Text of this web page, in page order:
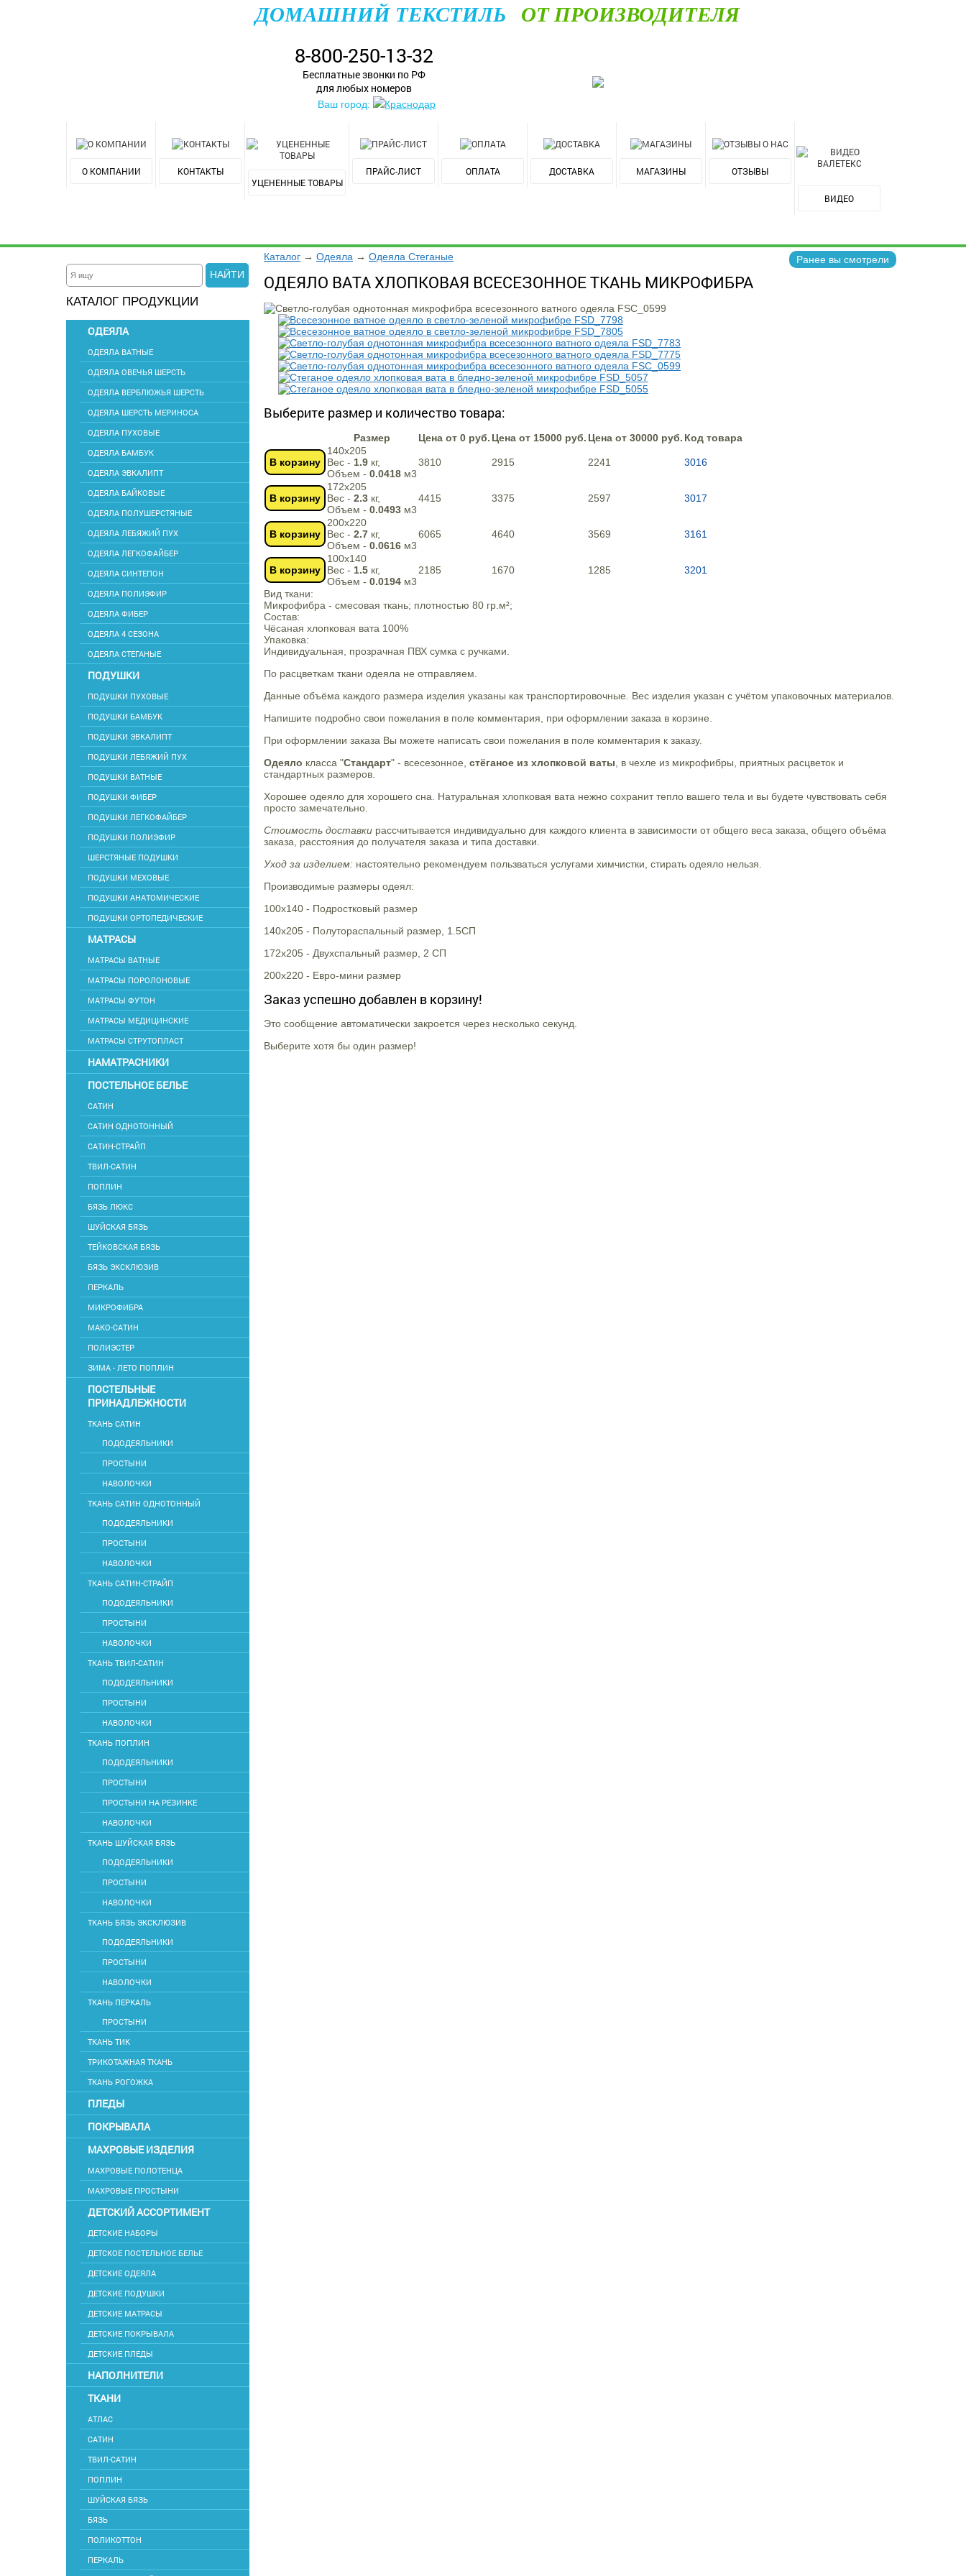
ДОМАШНИЙ ТЕКСТИЛЬ ОТ ПРОИЗВОДИТЕЛЯ
8-800-250-13-32
Бесплатные звонки по РФ
для любых номеров
Ваш город: Краснодар
О КОМПАНИИ
КОНТАКТЫ
УЦЕНЕННЫЕ ТОВАРЫ
ПРАЙС-ЛИСТ ОПЛАТА ДОСТАВКА МАГАЗИНЫ ОТЗЫВЫ
ВИДЕО
НАЙТИ
КАТАЛОГ ПРОДУКЦИИ
ОДЕЯЛА
ОДЕЯЛА ВАТНЫЕ
ОДЕЯЛА ОВЕЧЬЯ ШЕРСТЬ
ОДЕЯЛА ВЕРБЛЮЖЬЯ ШЕРСТЬ
ОДЕЯЛА ШЕРСТЬ МЕРИНОСА
ОДЕЯЛА ПУХОВЫЕ
ОДЕЯЛА БАМБУК
ОДЕЯЛА ЭВКАЛИПТ
ОДЕЯЛА БАЙКОВЫЕ
ОДЕЯЛА ПОЛУШЕРСТЯНЫЕ
ОДЕЯЛА ЛЕБЯЖИЙ ПУХ
ОДЕЯЛА ЛЕГКОФАЙБЕР
ОДЕЯЛА СИНТЕПОН
ОДЕЯЛА ПОЛИЭФИР
ОДЕЯЛА ФИБЕР
ОДЕЯЛА 4 СЕЗОНА
ОДЕЯЛА СТЕГАНЫЕ
ПОДУШКИ
ПОДУШКИ ПУХОВЫЕ
ПОДУШКИ БАМБУК
ПОДУШКИ ЭВКАЛИПТ
ПОДУШКИ ЛЕБЯЖИЙ ПУХ
ПОДУШКИ ВАТНЫЕ
ПОДУШКИ ФИБЕР
ПОДУШКИ ЛЕГКОФАЙБЕР
ПОДУШКИ ПОЛИЭФИР
ШЕРСТЯНЫЕ ПОДУШКИ
ПОДУШКИ МЕХОВЫЕ
ПОДУШКИ АНАТОМИЧЕСКИЕ
ПОДУШКИ ОРТОПЕДИЧЕСКИЕ
МАТРАСЫ
МАТРАСЫ ВАТНЫЕ
МАТРАСЫ ПОРОЛОНОВЫЕ
МАТРАСЫ ФУТОН
МАТРАСЫ МЕДИЦИНСКИЕ
МАТРАСЫ СТРУТОПЛАСТ
НАМАТРАСНИКИ
ПОСТЕЛЬНОЕ БЕЛЬЕ
САТИН
САТИН ОДНОТОННЫЙ
САТИН-СТРАЙП
ТВИЛ-САТИН
ПОПЛИН
БЯЗЬ ЛЮКС
ШУЙСКАЯ БЯЗЬ
ТЕЙКОВСКАЯ БЯЗЬ
БЯЗЬ ЭКСКЛЮЗИВ
ПЕРКАЛЬ
МИКРОФИБРА
МАКО-САТИН
ПОЛИЭСТЕР
ЗИМА - ЛЕТО ПОПЛИН
ПОСТЕЛЬНЫЕ
ПРИНАДЛЕЖНОСТИ
ТКАНЬ САТИН
ПОДОДЕЯЛЬНИКИ
ПРОСТЫНИ
НАВОЛОЧКИ
ТКАНЬ САТИН ОДНОТОННЫЙ
ПОДОДЕЯЛЬНИКИ
ПРОСТЫНИ
НАВОЛОЧКИ
ТКАНЬ САТИН-СТРАЙП
ПОДОДЕЯЛЬНИКИ
ПРОСТЫНИ
НАВОЛОЧКИ
ТКАНЬ ТВИЛ-САТИН
ПОДОДЕЯЛЬНИКИ
ПРОСТЫНИ
НАВОЛОЧКИ
ТКАНЬ ПОПЛИН
ПОДОДЕЯЛЬНИКИ
ПРОСТЫНИ
ПРОСТЫНИ НА РЕЗИНКЕ
НАВОЛОЧКИ
ТКАНЬ ШУЙСКАЯ БЯЗЬ
ПОДОДЕЯЛЬНИКИ
ПРОСТЫНИ
НАВОЛОЧКИ
ТКАНЬ БЯЗЬ ЭКСКЛЮЗИВ
ПОДОДЕЯЛЬНИКИ
ПРОСТЫНИ
НАВОЛОЧКИ
ТКАНЬ ПЕРКАЛЬ
ПРОСТЫНИ
ТКАНЬ ТИК
ТРИКОТАЖНАЯ ТКАНЬ
ТКАНЬ РОГОЖКА
ПЛЕДЫ
ПОКРЫВАЛА
МАХРОВЫЕ ИЗДЕЛИЯ
МАХРОВЫЕ ПОЛОТЕНЦА
МАХРОВЫЕ ПРОСТЫНИ
ДЕТСКИЙ АССОРТИМЕНТ
ДЕТСКИЕ НАБОРЫ
ДЕТСКОЕ ПОСТЕЛЬНОЕ БЕЛЬЕ
ДЕТСКИЕ ОДЕЯЛА
ДЕТСКИЕ ПОДУШКИ
ДЕТСКИЕ МАТРАСЫ
ДЕТСКИЕ ПОКРЫВАЛА
ДЕТСКИЕ ПЛЕДЫ
НАПОЛНИТЕЛИ
ТКАНИ
АТЛАС
САТИН
ТВИЛ-САТИН
ПОПЛИН
ШУЙСКАЯ БЯЗЬ
БЯЗЬ
ПОЛИКОТТОН
ПЕРКАЛЬ
Каталог → Одеяла → Одеяла Стеганые Ранее вы смотрели
ОДЕЯЛО ВАТА ХЛОПКОВАЯ ВСЕСЕЗОННОЕ ТКАНЬ МИКРОФИБРА
Выберите размер и количество товара:
Размер Цена от 0 руб. Цена от 15000 руб. Цена от 30000 руб. Код товара
В корзину
140х205
Вес - 1.9 кг,
Объем - 0.0418 м3
3810 2915 2241 3016
В корзину
172х205
Вес - 2.3 кг,
Объем - 0.0493 м3
4415 3375 2597 3017
В корзину
200х220
Вес - 2.7 кг,
Объем - 0.0616 м3
6065 4640 3569 3161
В корзину
100х140
Вес - 1.5 кг,
Объем - 0.0194 м3
2185 1670 1285 3201
Вид ткани:
Микрофибра - смесовая ткань; плотностью 80 гр.м²;
Состав:
Чёсаная хлопковая вата 100%
Упаковка:
Индивидуальная, прозрачная ПВХ сумка с ручками.
По расцветкам ткани одеяла не отправляем.
Данные объёма каждого размера изделия указаны как транспортировочные. Вес изделия указан с учётом упаковочных материалов.
Напишите подробно свои пожелания в поле комментария, при оформлении заказа в корзине.
При оформлении заказа Вы можете написать свои пожелания в поле комментария к заказу.
Одеяло класса "Стандарт" - всесезонное, стёганое из хлопковой ваты , в чехле из микрофибры, приятных расцветок и
стандартных размеров.
Хорошее одеяло для хорошего сна. Натуральная хлопковая вата нежно сохранит тепло вашего тела и вы будете чувствовать себя
просто замечательно.
Стоимость доставки рассчитывается индивидуально для каждого клиента в зависимости от общего веса заказа, общего объёма
заказа, расстояния до получателя заказа и типа доставки.
Уход за изделием: настоятельно рекомендуем пользваться услугами химчистки, стирать одеяло нельзя.
Производимые размеры одеял:
100х140 - Подростковый размер
140х205 - Полутораспальный размер, 1.5СП
172х205 - Двухспальный размер, 2 СП
200х220 - Евро-мини размер
Заказ успешно добавлен в корзину!
Это сообщение автоматически закроется через несколько секунд.
Выберите хотя бы один размер!